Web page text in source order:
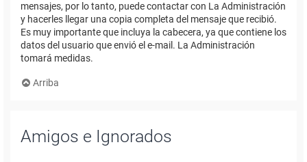
mensajes, por lo tanto, puede contactar con La Administración
y hacerles llegar una copia completa del mensaje que recibió.
Es muy importante que incluya la cabecera, ya que contiene los
datos del usuario que envió el e-mail. La Administración
tomará medidas.
Arriba
Amigos e Ignorados